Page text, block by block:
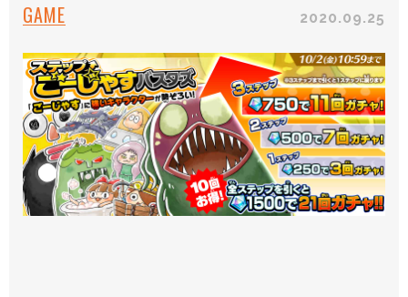
GAME 2020.09.25